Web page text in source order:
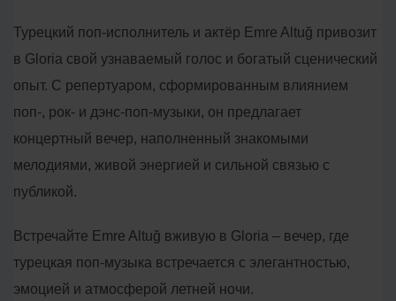
Турецкий поп-исполнитель и актёр Emre Altuğ привозит
в Gloria свой узнаваемый голос и богатый сценический
опыт. С репертуаром, сформированным влиянием
поп-, рок- и дэнс-поп-музыки, он предлагает
концертный вечер, наполненный знакомыми
мелодиями, живой энергией и сильной связью с
публикой.
Встречайте Emre Altuğ вживую в Gloria – вечер, где
турецкая поп-музыка встречается с элегантностью,
эмоцией и атмосферой летней ночи.